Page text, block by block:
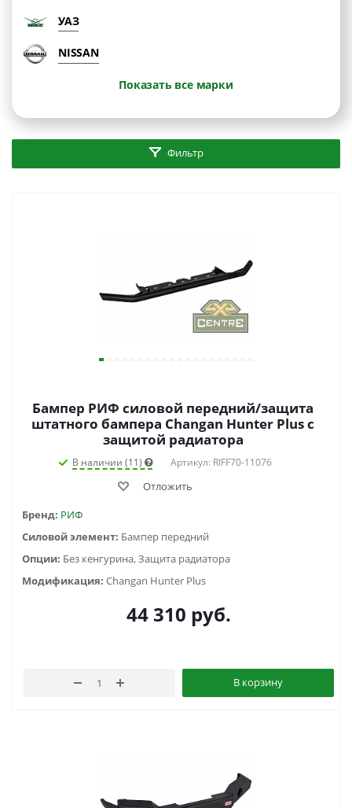
УАЗ
NISSAN
Показать все марки
Фильтр
Бампер РИФ силовой передний/защита
штатного бампера Changan Hunter Plus c
защитой радиатора
В наличии (11) Артикул: RIFF70-11076
Отложить
Бренд: РИФ
Силовой элемент: Бампер передний
Опции: Без кенгурина, Защита радиатора
Модификация: Changan Hunter Plus
44 310 руб.
В корзину